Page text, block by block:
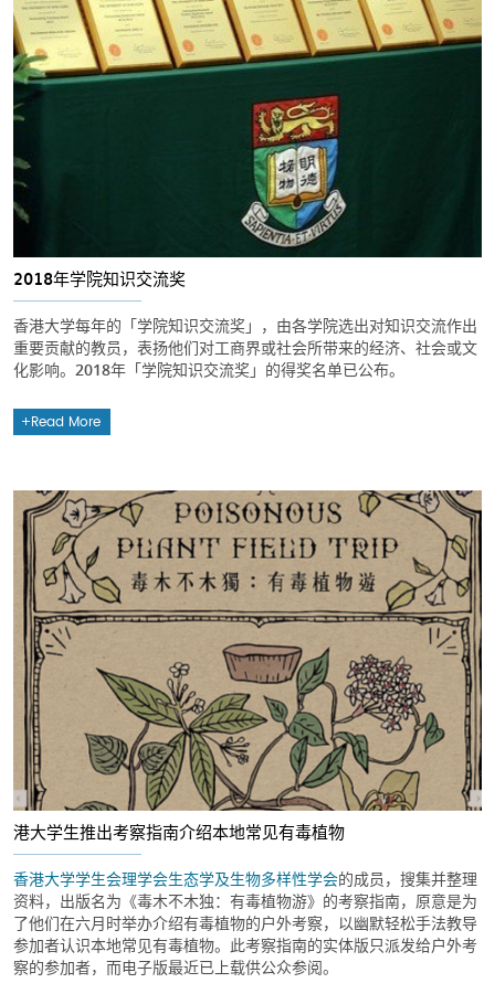
2018年学院知识交流奖
香港大学每年的「学院知识交流奖」，由各学院选出对知识交流作出
重要贡献的教员，表扬他们对工商界或社会所带来的经济、社会或文
化影响。2018年「学院知识交流奖」的得奖名单已公布。
Read More
港大学生推出考察指南介绍本地常见有毒植物
香港大学学生会理学会生态学及生物多样性学会的成员，搜集并整理
资料，出版名为《毒木不木独：有毒植物游》的考察指南，原意是为
了他们在六月时举办介绍有毒植物的户外考察，以幽默轻松手法教导
参加者认识本地常见有毒植物。此考察指南的实体版只派发给户外考
察的参加者，而电子版最近已上载供公众参阅。